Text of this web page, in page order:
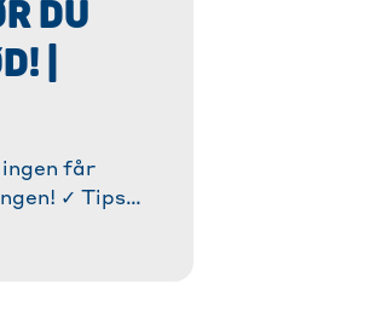
DU
|
får
✓ Tips